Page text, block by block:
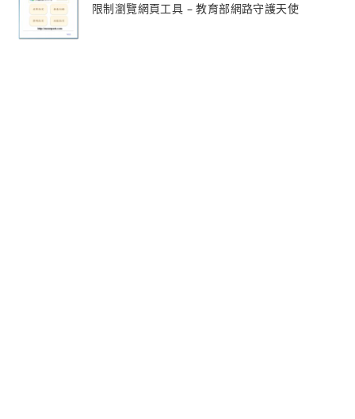
限制瀏覽網頁工具 – 教育部網路守護天使